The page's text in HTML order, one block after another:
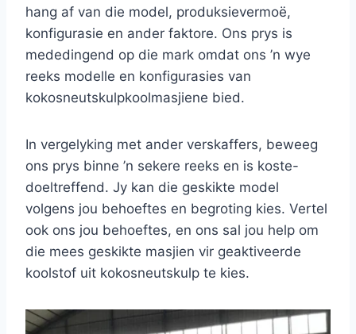
hang af van die model, produksievermoë,
konfigurasie en ander faktore. Ons prys is
mededingend op die mark omdat ons ’n wye
reeks modelle en konfigurasies van
kokosneutskulpkoolmasjiene bied.
In vergelyking met ander verskaffers, beweeg
ons prys binne ’n sekere reeks en is koste-
doeltreffend. Jy kan die geskikte model
volgens jou behoeftes en begroting kies. Vertel
ook ons jou behoeftes, en ons sal jou help om
die mees geskikte masjien vir geaktiveerde
koolstof uit kokosneutskulp te kies.